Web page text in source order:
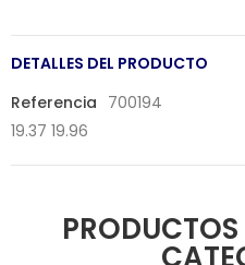
DETALLES DEL PRODUCTO
Referencia 700194
19.37 19.96